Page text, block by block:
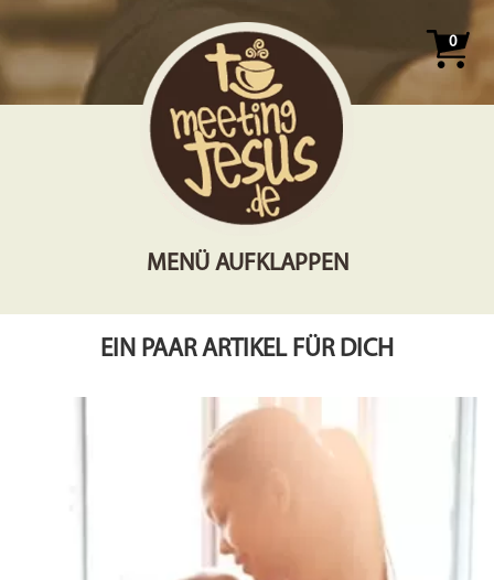
0
MENÜ AUFKLAPPEN
EIN PAAR ARTIKEL FÜR DICH